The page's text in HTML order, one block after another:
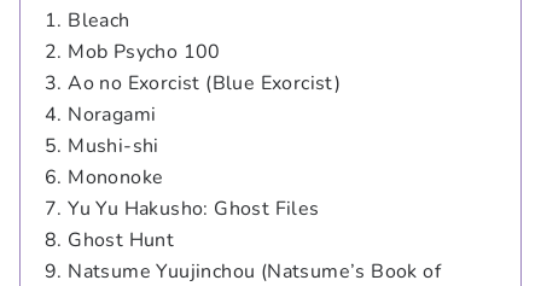
1. Bleach
2. Mob Psycho 100
3. Ao no Exorcist (Blue Exorcist)
4. Noragami
5. Mushi-shi
6. Mononoke
7. Yu Yu Hakusho: Ghost Files
8. Ghost Hunt
9. Natsume Yuujinchou (Natsume’s Book of